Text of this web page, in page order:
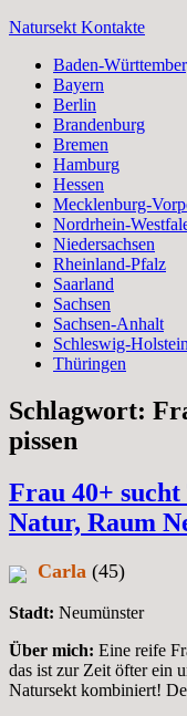
Zum
springen
Natursekt Kontakte
Baden-
Bayern
Berlin
Brandenburg
Bremen
Hamburg
Hessen
Mecklenburg-
Nordrhein-
Niedersachsen
Rheinland-Pfalz
Saarland
Sachsen
Sachsen-Anhalt
Schleswig-Holstein
Thüringen
Schlagwort:
pissen
Frau 40+
Natur, Raum
Carla (45)
Stadt: Neumünster
Über mich: Eine reife
das ist zur Zeit öfter ein
Natursekt kombiniert!